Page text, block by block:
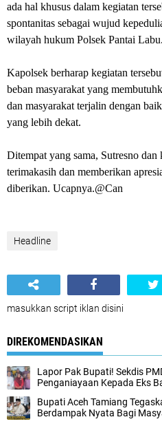
ada hal khusus dalam kegiatan
spontanitas sebagai wujud
wilayah hukum Polsek Pantai Labu.
Kapolsek berharap kegiatan
beban masyarakat yang
dan masyarakat terjalin dengan
yang lebih dekat.
Ditempat yang sama, Sutresno dan
terimakasih dan memberikan
diberikan. Ucapnya.@Can
Headline
masukkan script iklan disini
DIREKOMENDASIKAN
Lapor Pak Bupati! Sekdis
Penganiayaan Kepada Eks
Bupati Aceh Tamiang
Berdampak Nyata Bagi